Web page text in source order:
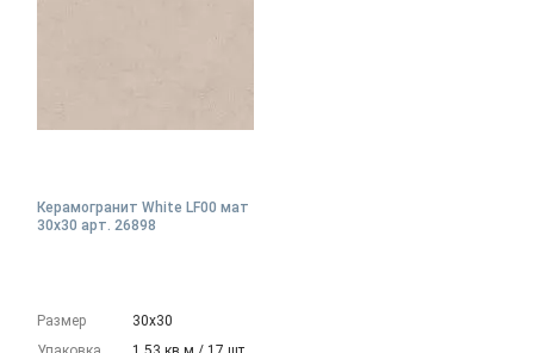
Керамогранит White LF00 мат
30x30 арт. 26898
Размер
30х30